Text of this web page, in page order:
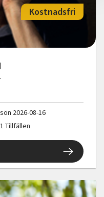
Kostnadsfri
sön 2026-08-16
1 Tillfällen